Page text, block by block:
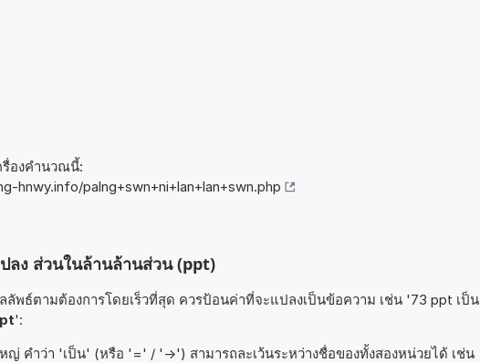
รื่องคำนวณนี้:
hnwy.info/palng+swn+ni+lan+lan+swn.php
ลง ส่วนในล้านล้านส่วน (ppt)
ลัพธ์ตามต้องการโดยเร็วที่สุด ควรป้อนค่าที่จะแปลงเป็นข้อความ เช่น '73 ppt เป็น
':
ญ่ คำว่า 'เป็น' (หรือ '=' / '->') สามารถละเว้นระหว่างชื่อของทั้งสองหน่วยได้ เช่น